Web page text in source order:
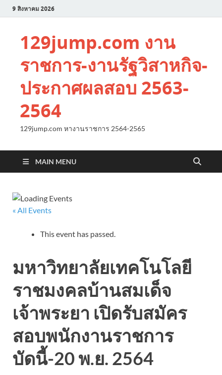
9 สิงหาคม 2026
129jump.com งาน
ราชการ-งานรัฐวิสาหกิจ-
ประกาศผลสอบ 2563-
2564
129jump.com หางานราชการ 2564-2565
MAIN MENU
« All Events
This event has passed.
มหาวิทยาลัยเทคโนโลยี
ราชมงคลบ้านสมเด็จ
เจ้าพระยา เปิดรับสมัคร
สอบพนักงานราชการ
บัดนี้-20 พ.ย. 2564